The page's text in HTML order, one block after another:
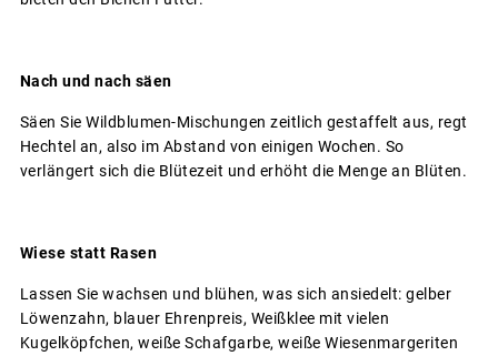
Nach und nach säen
Säen Sie Wildblumen-Mischungen zeitlich gestaffelt aus, regt
Hechtel an, also im Abstand von einigen Wochen. So
verlängert sich die Blütezeit und erhöht die Menge an Blüten.
Wiese statt Rasen
Lassen Sie wachsen und blühen, was sich ansiedelt: gelber
Löwenzahn, blauer Ehrenpreis, Weißklee mit vielen
Kugelköpfchen, weiße Schafgarbe, weiße Wiesenmargeriten